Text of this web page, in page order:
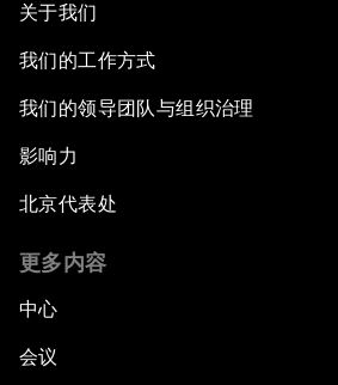
关于我们
我们的工作方式
我们的领导团队与组织治理
影响力
北京代表处
更多内容
中心
会议